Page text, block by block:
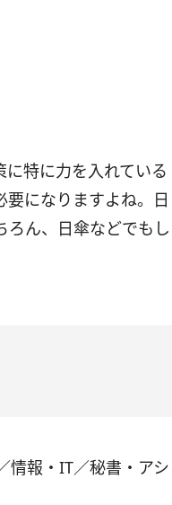
特に力を入れている
になりますよね。日
ろん、日傘などでもし
情報・IT／秘書・アシ